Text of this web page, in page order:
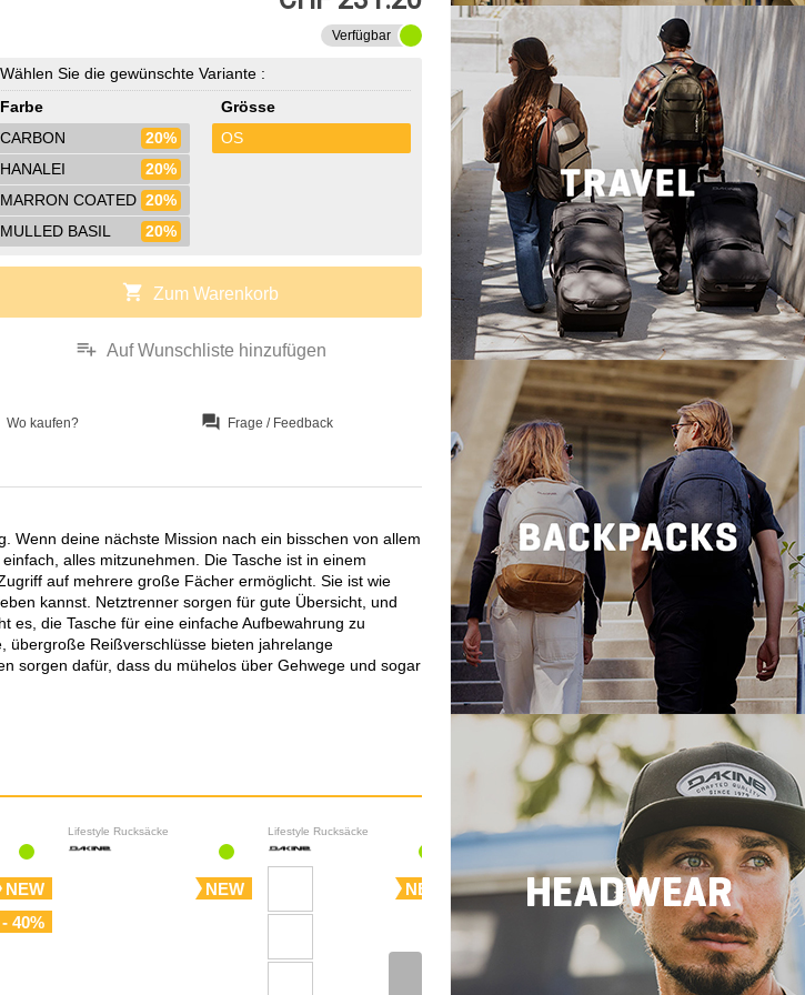
Verfügbar
Wählen Sie die gewünschte Variante :
Farbe
CARBON
20%
HANALEI
20%
MARRON COATED 20%
MULLED BASIL
20%
Grösse
OS
shopping_cart Zum Warenkorb
playlist_add Auf Wunschliste hinzufügen
Wo kaufen? question_answer Frage / Feedback
Wenn deine nächste Mission nach ein bisschen von allem
alles mitzunehmen. Die Tasche ist in einem
auf mehrere große Fächer ermöglicht. Sie ist wie
kannst. Netztrenner sorgen für gute Übersicht, und
es, die Tasche für eine einfache Aufbewahrung zu
übergroße Reißverschlüsse bieten jahrelange
sorgen dafür, dass du mühelos über Gehwege und sogar
NEW
40%
Lifestyle Rucksäcke
NEW
Lifestyle Rucksäcke
NEW
Lifestyle Rucksäcke
NEW